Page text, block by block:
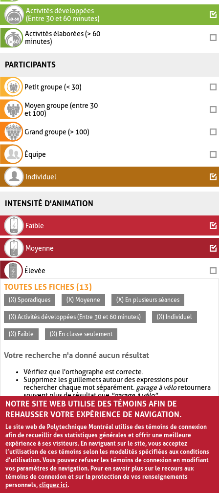
Activités développées
(Entre 30 et 60 minutes)
Activités élaborées (> 60
minutes)
PARTICIPANTS
Petit groupe (< 30)
Moyen groupe (entre 30
et 100)
Grand groupe (> 100)
Équipe
Individuel
INTENSITÉ D'ANIMATION
Faible
Moyenne
Élevée
TOUTES LES FICHES (13)
(X) Sporadiques (X) Moyenne (X) En plusieurs séances
(X) Activités développées (Entre 30 et 60 minutes) (X) Individuel
(X) Faible (X) En classe seulement
Votre recherche n'a donné aucun résultat
Vérifiez que l'orthographe est correcte.
Supprimez les guillemets autour des expressions pour
rechercher chaque mot séparément. garage à véloretournera
souvent plus de résultat que"garage à vélo".
Envisagez d'élargir votre recherche avec OR.garage OR vélo
retournera souvent plus de résultat quegarage à vélo
NOTRE SITE WEB UTILISE DES TÉMOINS AFIN DE
REHAUSSER VOTRE EXPÉRIENCE DE NAVIGATION.
Le site web de Polytechnique Montréal utilise des témoins de connexion
afin de recueillir des statistiques générales et offrir une meilleure
expérience à ses visiteurs. En naviguant sur le site, vous acceptez
l’utilisation de ces témoins selon les modalités spécifiées aux conditions
d’utilisation. Vous pouvez refuser les témoins de connexion en modifiant
vos paramètres de navigation. Pour en savoir plus sur le recours aux
témoins de connexion et sur la protection de vos renseignements
personnels,cliquez ici.